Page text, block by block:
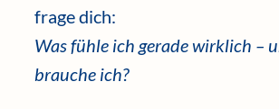
frage dich:
Was fühle ich gerade wirklich –
brauche ich?